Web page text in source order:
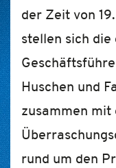
der Zeit von
stellen sich die
Huschen und
zusammen mit
rund um den